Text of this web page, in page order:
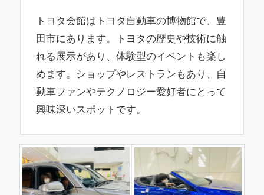
トヨタ会館はトヨタ自動車の博物館で、豊
田市にあります。トヨタの歴史や技術に触
れる展示があり、体験型のイベントも楽し
めます。ショップやレストランもあり、自
動車ファンやテクノロジー愛好者にとって
興味深いスポットです。